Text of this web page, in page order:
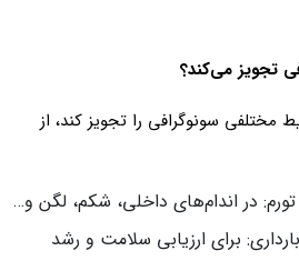
تجویز می‌کند؟
سونوگرافی را تجویز کند، از
در اندام‌های داخلی، شکم، لگن و…
برای ارزیابی سلامت و رشد